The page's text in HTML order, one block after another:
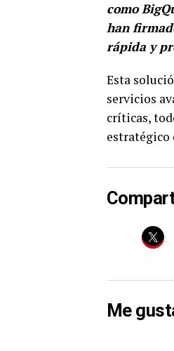
como
han
rápida y
Esta
servicios
críticas,
estratégico
Me